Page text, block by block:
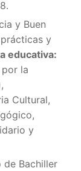
y Buen
y
educativa:
la
Cultural,
y
Bachiller